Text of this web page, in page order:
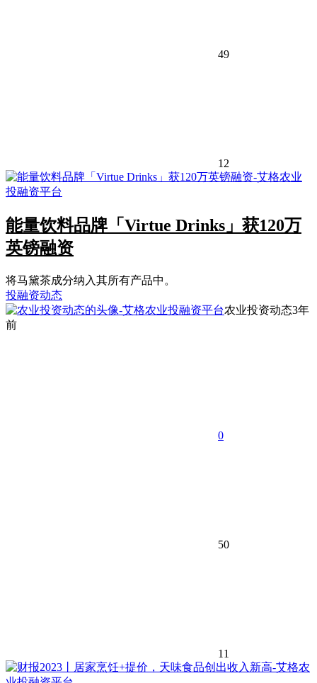
49
12
能量饮料品牌「Virtue Drinks」获120万
英镑融资
将马黛茶成分纳入其所有产品中。
投融资动态
农业投资动态3年
前
0
50
11